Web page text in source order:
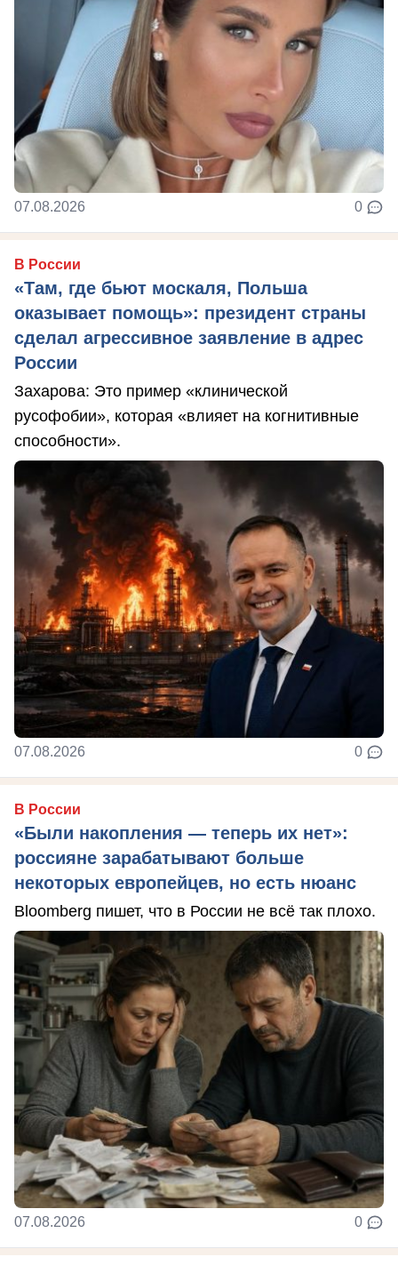
07.08.2026 0
В России
«Там, где бьют москаля, Польша
оказывает помощь»: президент страны
сделал агрессивное заявление в адрес
России
Захарова: Это пример «клинической
русофобии», которая «влияет на когнитивные
способности».
07.08.2026 0
В России
«Были накопления — теперь их нет»:
россияне зарабатывают больше
некоторых европейцев, но есть нюанс
Bloomberg пишет, что в России не всё так плохо.
07.08.2026 0